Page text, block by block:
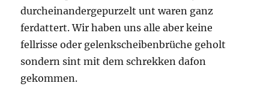
durcheinandergepurzelt unt waren ganz
ferdattert. Wir haben uns alle aber keine
fellrisse oder gelenkscheibenbrüche geholt
sondern sint mit dem schrekken dafon
gekommen.